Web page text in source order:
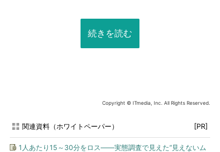
続きを読む
Copyright © ITmedia, Inc. All Rights Reserved.
関連資料（ホワイトペーパー） [PR]
1人あたり15～30分をロス――実態調査で見えた“見えないム